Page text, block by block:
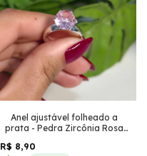
Anel ajustável folheado a
prata - Pedra Zircônia Rosa
R$ 8,90